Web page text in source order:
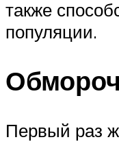
также
популяции.
Первый раз